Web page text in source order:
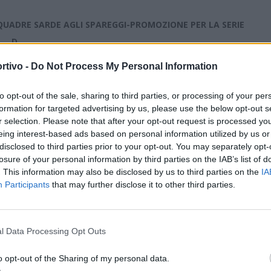
- Do Not Process My Personal Information
opt-out of the sale, sharing to third parties, or processing of your
for targeted advertising by us, please use the below opt-out
selection. Please note that after your opt-out request is processed
interest-based ads based on personal information utilized by us
to third parties prior to your opt-out. You may separately
of your personal information by third parties on the IAB’s list of
This information may also be disclosed by us to third parties on the
Participants that may further disclose it to other third parties.
Data Processing Opt Outs
opt-out of the Sharing of my personal data.
SARDE AGLI SPAREGGI-PROMOZIONE PER LA SERIE
D
RISULTATO AVVERSARI
Vianese (E. Romagna)
al 1° turno Terni (Umbria)
in serie D
Boreale (Lazio)
Ellera (Umbria)
al 1° turno L'Aquila (Abruzzo)
a causa della pandemia di COVID-19
a causa della pandemia di COVID-19
al 1° turno Pomezia (Lazio)